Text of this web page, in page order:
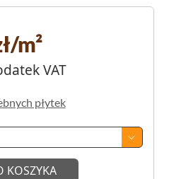
m²
VAT
płytek
KOSZYKA